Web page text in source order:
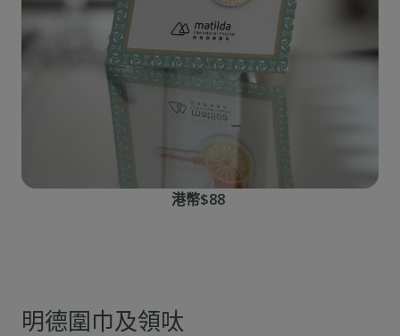
港幣$88
明德圍巾及領呔